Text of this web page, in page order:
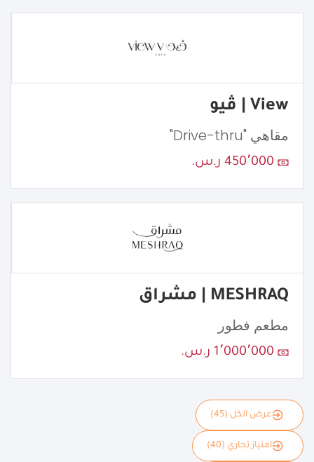
View | ڤيو
مقاهي "Drive-thru"
450٬000 ر.س.
MESHRAQ | مشراق
مطعم فطور
1٬000٬000 ر.س.
عرض الكل (45)
امتياز تجاري (40)